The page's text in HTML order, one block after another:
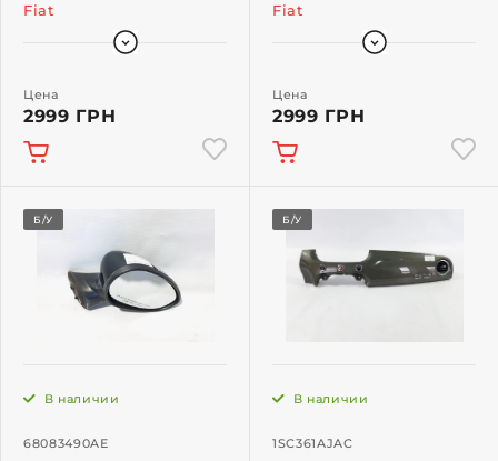
Fiat
Цена
2999 ГРН
Fiat
Цена
2999 ГРН
Б/У
68083490AE
В наличии
Б/У
1SC361AJAC
В наличии